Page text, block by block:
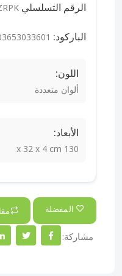
الرقم التسلسلي ASIN:
الباركود:
اللون:
ألوان متعددة
الأبعاد:
130 x 32 x 4 cm
المفضلة
مشاركة: